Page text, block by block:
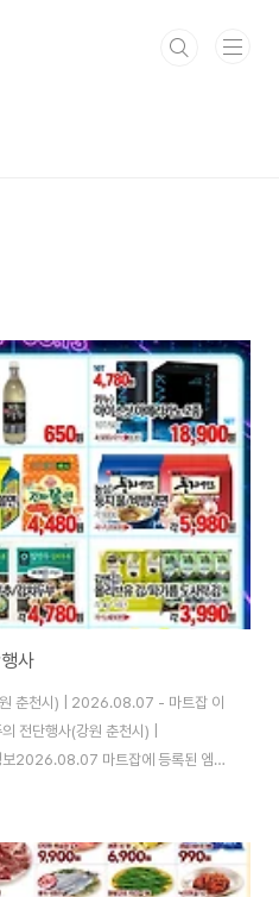
사
춘천시) | 2026.08.07 - 마트잡 이
전단행사(강원 춘천시) |
2026.08.07 마트잡에 등록된 엠에
사 이벤트/세일/전단지 행사정보